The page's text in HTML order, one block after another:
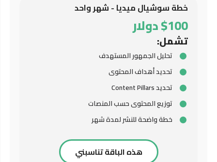
خطة سوشيال ميديا - شهر واحد
$100 دولار
تشمل:
تحليل الجمهور المستهدف
تحديد أهداف المحتوى
تحديد Content Pillars
توزيع المحتوى حسب المنصات
خطة واضحة للنشر لمدة شهر
هذه الباقة تناسبني